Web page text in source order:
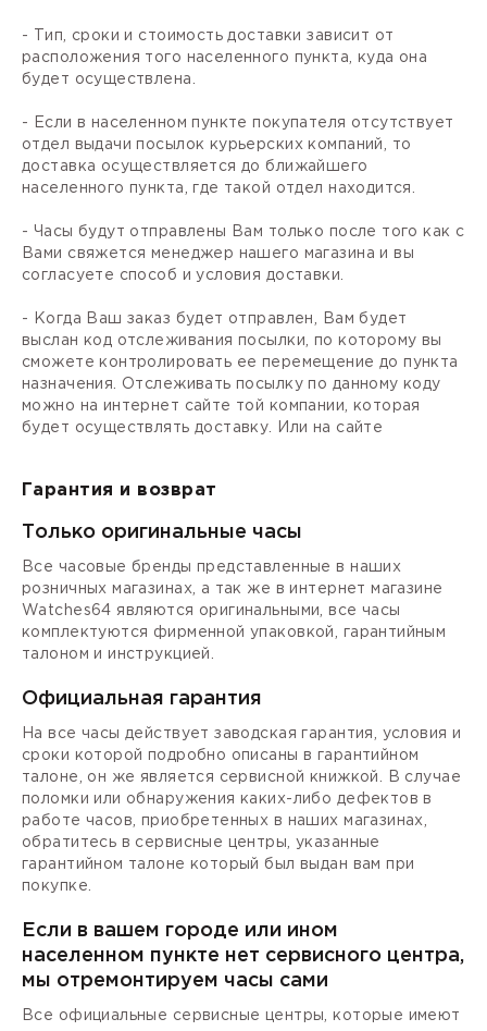
- Тип, сроки и стоимость доставки зависит от
расположения того населенного пункта, куда она
будет осуществлена.
- Если в населенном пункте покупателя отсутствует
отдел выдачи посылок курьерских компаний, то
доставка осуществляется до ближайшего
населенного пункта, где такой отдел находится.
- Часы будут отправлены Вам только после того как с
Вами свяжется менеджер нашего магазина и вы
согласуете способ и условия доставки.
- Когда Ваш заказ будет отправлен, Вам будет
выслан код отслеживания посылки, по которому вы
сможете контролировать ее перемещение до пункта
назначения. Отслеживать посылку по данному коду
можно на интернет сайте той компании, которая
будет осуществлять доставку. Или на сайте
Гарантия и возврат
Только оригинальные часы
Все часовые бренды представленные в наших
розничных магазинах, а так же в интернет магазине
Watches64 являются оригинальными, все часы
комплектуются фирменной упаковкой, гарантийным
талоном и инструкцией.
Официальная гарантия
На все часы действует заводская гарантия, условия и
сроки которой подробно описаны в гарантийном
талоне, он же является сервисной книжкой. В случае
поломки или обнаружения каких-либо дефектов в
работе часов, приобретенных в наших магазинах,
обратитесь в сервисные центры, указанные
гарантийном талоне который был выдан вам при
покупке.
Если в вашем городе или ином
населенном пункте нет сервисного центра,
мы отремонтируем часы сами
Все официальные сервисные центры, которые имеют